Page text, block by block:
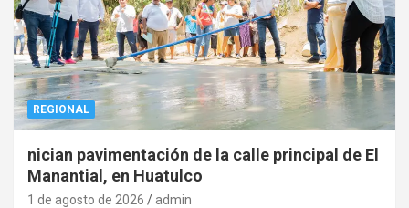
REGIONAL
nician pavimentación de la calle principal de El
Manantial, en Huatulco
1 de agosto de 2026 admin